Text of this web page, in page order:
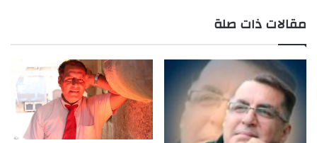
مقالات ذات صلة